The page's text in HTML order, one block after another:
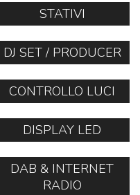
STATIVI
DJ SET / PRODUCER
CONTROLLO LUCI
DISPLAY LED
DAB & INTERNET
RADIO